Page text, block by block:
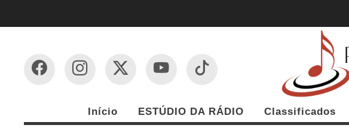
Início ESTÚDIO DA RÁDIO Classificados